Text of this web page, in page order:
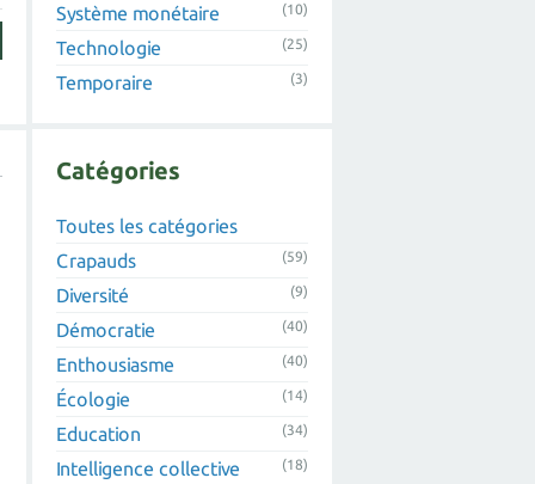
Système monétaire (10)
Technologie (25)
Temporaire (3)
Catégories
Toutes les catégories
Crapauds
(59)
Diversité (9)
Démocratie (40)
Enthousiasme (40)
Écologie (14)
Education (34)
Intelligence collective (18)